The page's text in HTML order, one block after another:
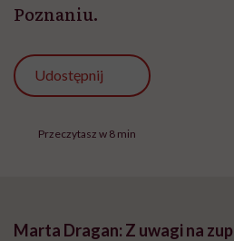
Poznaniu.
Udostępnij
Przeczytasz w 8 min
Marta Dragan: Z uwagi na